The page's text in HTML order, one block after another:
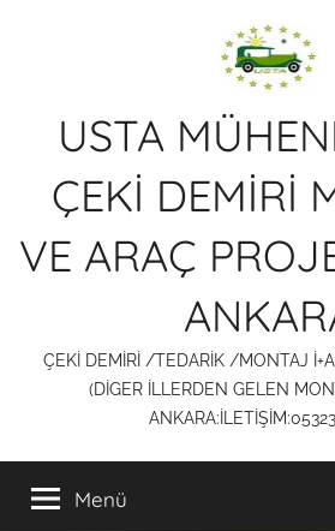
USTA
ÇEKİ DEMİRİ
VE ARAÇ
ÇEKİ DEMİRİ /TEDARİK /MONTAJ
(DİGER İLLERDEN GELEN
Menü